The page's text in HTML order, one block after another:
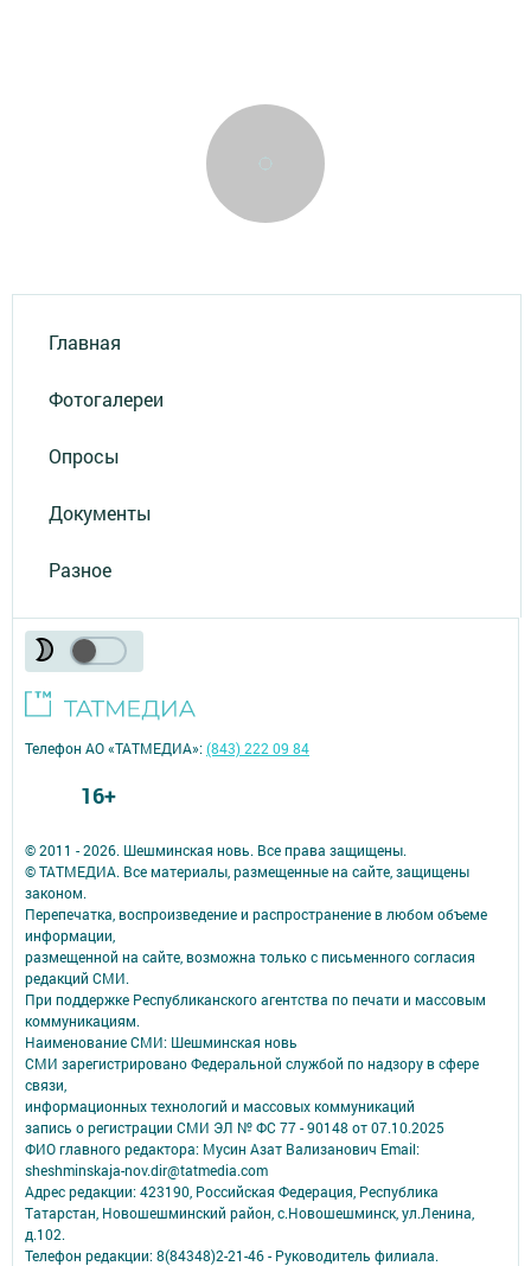
Главная
Фотогалереи
Опросы
Документы
Разное
© 2011 - 2026. Шешминская новь. Все права защищены.
© ТАТМЕДИА. Все материалы, размещенные на сайте, защищены
законом.
Перепечатка, воспроизведение и распространение в любом объеме
информации,
размещенной на сайте, возможна только с письменного согласия
редакций СМИ.
При поддержке Республиканского агентства по печати и массовым
коммуникациям.
Наименование СМИ: Шешминская новь
СМИ зарегистрировано Федеральной службой по надзору в сфере
связи,
информационных технологий и массовых коммуникаций
запись о регистрации СМИ ЭЛ № ФС 77 - 90148 от 07.10.2025
ФИО главного редактора: Мусин Азат Вализанович Email:
sheshminskaja-nov.dir@tatmedia.com
Адрес редакции: 423190, Российская Федерация, Республика
Татарстан, Новошешминский район, с.Новошешминск, ул.Ленина,
д.102.
Телефон редакции: 8(84348)2-21-46 - Руководитель филиала.
Телефон АО «ТАТМЕДИА»:(843) 222 09 84
16+